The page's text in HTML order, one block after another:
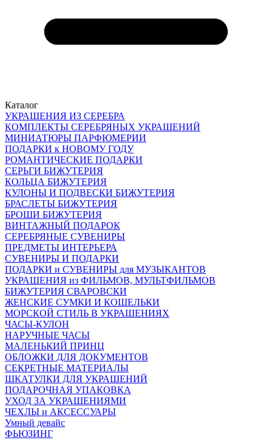
Каталог
УКРАШЕНИЯ ИЗ СЕРЕБРА
КОМПЛЕКТЫ СЕРЕБРЯНЫХ УКРАШЕНИЙ
МИНИАТЮРЫ ПАРФЮМЕРИИ
ПОДАРКИ к НОВОМУ ГОДУ
РОМАНТИЧЕСКИЕ ПОДАРКИ
СЕРЬГИ БИЖУТЕРИЯ
КОЛЬЦА БИЖУТЕРИЯ
КУЛОНЫ И ПОДВЕСКИ БИЖУТЕРИЯ
БРАСЛЕТЫ БИЖУТЕРИЯ
БРОШИ БИЖУТЕРИЯ
ВИНТАЖНЫЙ ПОДАРОК
СЕРЕБРЯНЫЕ СУВЕНИРЫ
ПРЕДМЕТЫ ИНТЕРЬЕРА
СУВЕНИРЫ И ПОДАРКИ
ПОДАРКИ и СУВЕНИРЫ для МУЗЫКАНТОВ
УКРАШЕНИЯ из ФИЛЬМОВ, МУЛЬТФИЛЬМОВ
БИЖУТЕРИЯ СВАРОВСКИ
ЖЕНСКИЕ СУМКИ И КОШЕЛЬКИ
МОРСКОЙ СТИЛЬ В УКРАШЕНИЯХ
ЧАСЫ-КУЛОН
НАРУЧНЫЕ ЧАСЫ
МАЛЕНЬКИЙ ПРИНЦ
ОБЛОЖКИ ДЛЯ ДОКУМЕНТОВ
СЕКРЕТНЫЕ МАТЕРИАЛЫ
ШКАТУЛКИ ДЛЯ УКРАШЕНИЙ
ПОДАРОЧНАЯ УПАКОВКА
УХОД ЗА УКРАШЕНИЯМИ
ЧEХЛЫ и АКСЕССУАРЫ
Умный девайс
ФЬЮЗИНГ